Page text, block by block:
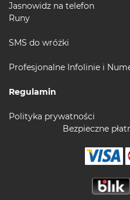
Jasnowidz na telefon
Runy
SMS do wróżki
Profesjonalne Infolinie i
Regulamin
Polityka prywatności
Bezpieczne